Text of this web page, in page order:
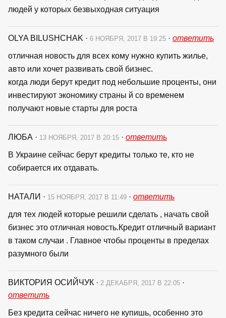
людей у которых безвыходная ситуация
OLYA BILUSHCHAK · 6 НОЯБРЯ, 2017 В 19:25 · ответить
отличная новость для всех кому нужно купить жилье,
авто или хочет развивать свой бизнес.
когда люди берут кредит под небольшие проценты, они
инвестируют экономику страны й со временем
получают новые старты для роста
ЛЮБА · 13 НОЯБРЯ, 2017 В 20:15 · ответить
В Украине сейчас берут кредиты только те, кто не
собирается их отдавать.
НАТАЛИ · 15 НОЯБРЯ, 2017 В 11:49 · ответить
для тех людей которые решили сделать , начать свой
бизнес это отличная новость.Кредит отличный вариант
в таком случаи . Главное чтобы проценты в пределах
разумного были
ВИКТОРИЯ ОСИЙЧУК · 2 ДЕКАБРЯ, 2017 В 22:05 ·
ответить
Без кредита сейчас ничего не купишь, особенно это